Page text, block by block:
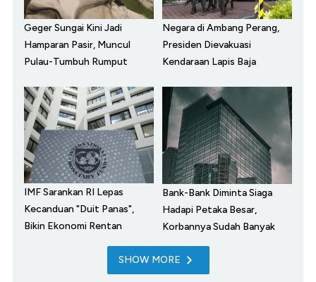
Geger Sungai Kini Jadi
Hamparan Pasir, Muncul
Pulau-Tumbuh Rumput
Negara di Ambang Perang,
Presiden Dievakuasi
Kendaraan Lapis Baja
IMF Sarankan RI Lepas
Kecanduan "Duit Panas",
Bikin Ekonomi Rentan
Bank-Bank Diminta Siaga
Hadapi Petaka Besar,
Korbannya Sudah Banyak
SHOW MORE